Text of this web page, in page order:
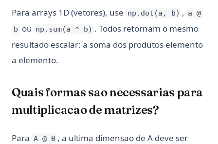
Para arrays 1D (vetores), use np.dot(a, b) , a @
b ou np.sum(a * b) . Todos retornam o mesmo
resultado escalar: a soma dos produtos elemento
a elemento.
Quais formas sao necessarias para
multiplicacao de matrizes?
Para A @ B , a ultima dimensao de A deve ser